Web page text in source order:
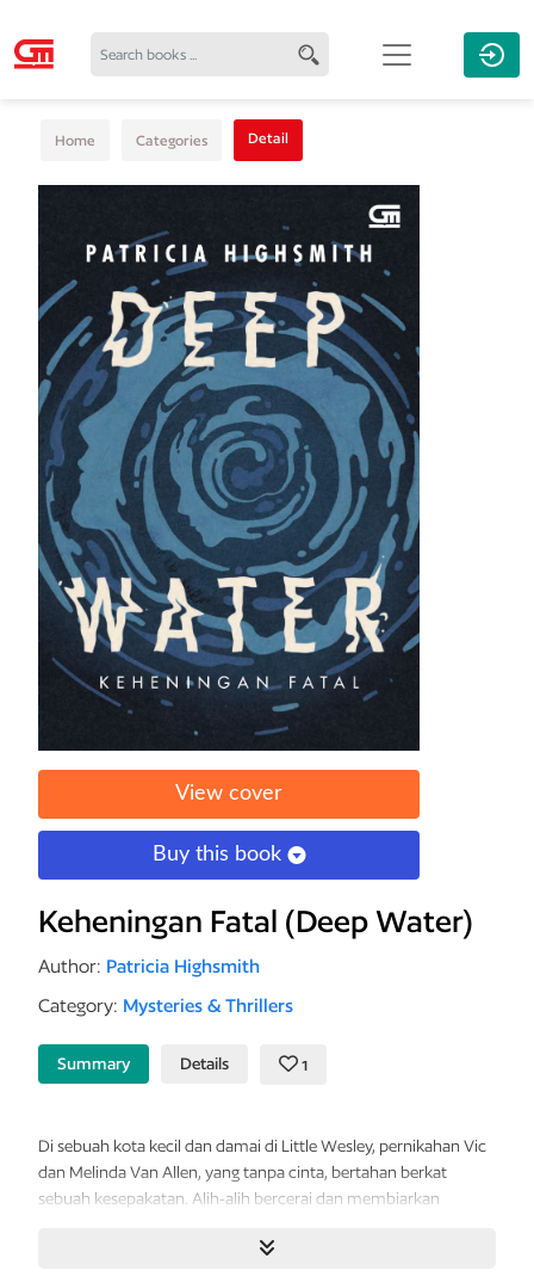
Home Categories Detail
View cover
Buy this book
Keheningan Fatal (Deep Water)
Author: Patricia Highsmith
Category: Mysteries & Thrillers
Summary Details 1
Di sebuah kota kecil dan damai di Little Wesley, pernikahan Vic
dan Melinda Van Allen, yang tanpa cinta, bertahan berkat
sebuah kesepakatan. Alih-alih bercerai dan membiarkan
untuk punya banyak kekasih, asalkan dia tidak menelantarkan